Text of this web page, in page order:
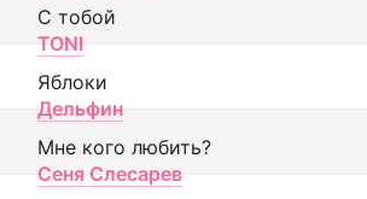
С тобой
TONI
Яблоки
Дельфин
Мне кого любить?
Сеня Слесарев